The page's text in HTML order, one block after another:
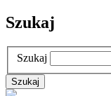
Szukaj
Szukaj